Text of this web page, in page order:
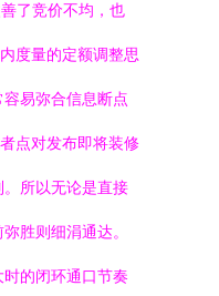
了竞价不均，也
度量的定额调整思
易弥合信息断点
点对发布即将装修
所以无论是直接
胜则细涓通达。
的闭环通口节奏